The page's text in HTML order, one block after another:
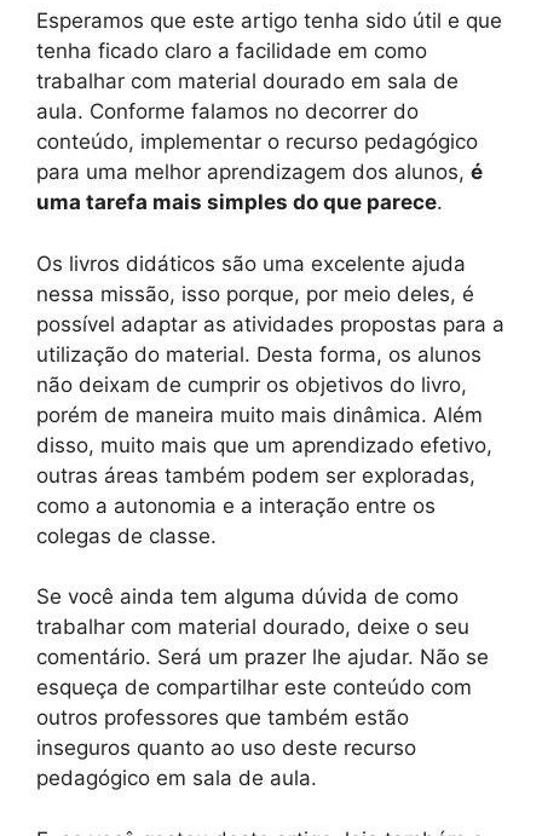
Esperamos que este artigo tenha sido útil e que
tenha ficado claro a facilidade em como
trabalhar com material dourado em sala de
aula. Conforme falamos no decorrer do
conteúdo, implementar o recurso pedagógico
para uma melhor aprendizagem dos alunos, é
uma tarefa mais simples do que parece.
Os livros didáticos são uma excelente ajuda
nessa missão, isso porque, por meio deles, é
possível adaptar as atividades propostas para a
utilização do material. Desta forma, os alunos
não deixam de cumprir os objetivos do livro,
porém de maneira muito mais dinâmica. Além
disso, muito mais que um aprendizado efetivo,
outras áreas também podem ser exploradas,
como a autonomia e a interação entre os
colegas de classe.
Se você ainda tem alguma dúvida de como
trabalhar com material dourado, deixe o seu
comentário. Será um prazer lhe ajudar. Não se
esqueça de compartilhar este conteúdo com
outros professores que também estão
inseguros quanto ao uso deste recurso
pedagógico em sala de aula.